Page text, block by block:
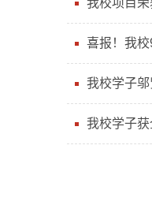
我校项目
喜报！我
我校学子邬
我校学子获